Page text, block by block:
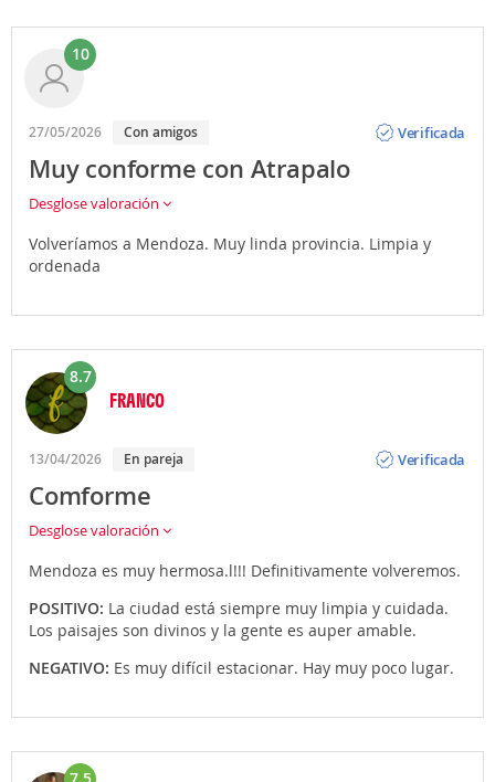
10
27/05/2026 Con amigos
Verificada
Muy conforme con Atrapalo
Desglose valoración
Volveríamos a Mendoza. Muy linda provincia. Limpia y
ordenada
8.7
FRANCO
13/04/2026 En pareja
Verificada
Comforme
Desglose valoración
Mendoza es muy hermosa.l!!! Definitivamente volveremos.
POSITIVO: La ciudad está siempre muy limpia y cuidada.
Los paisajes son divinos y la gente es auper amable.
NEGATIVO: Es muy difícil estacionar. Hay muy poco lugar.